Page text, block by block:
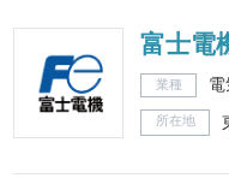
富士電
業種
所在地